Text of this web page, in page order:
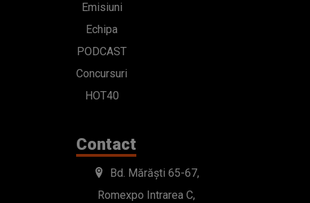
Emisiuni
Echipa
PODCAST
Concursuri
HOT40
Contact
Bd. Mărăști 65-67,
Romexpo Intrarea C,